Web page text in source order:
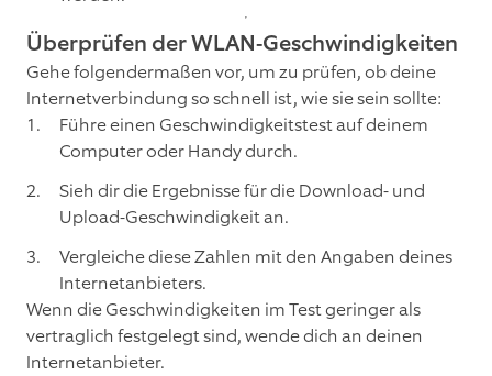
Überprüfen der WLAN-Geschwindigkeiten
Gehe folgendermaßen vor, um zu prüfen, ob deine
Internetverbindung so schnell ist, wie sie sein sollte:
Führe einen Geschwindigkeitstest auf deinem
Computer oder Handy durch.
Sieh dir die Ergebnisse für die Download- und
Upload-Geschwindigkeit an.
Vergleiche diese Zahlen mit den Angaben deines
Internetanbieters.
Wenn die Geschwindigkeiten im Test geringer als
vertraglich festgelegt sind, wende dich an deinen
Internetanbieter.